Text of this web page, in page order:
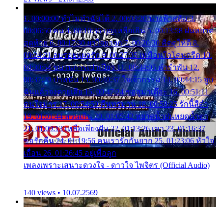
1. 00:00:00 ทำไมทำฉันได้ 2. 00:03:20 นางฟ้าสลัม 3.
00:06:50 คน 4. 00:10:36 บุญเหลือเกิน 5. 00:13:58 ฝนหยาด
สุดท้าย 6. 00:17:30 ยาใจยาจก 7. 00:20:30 คิดดูให้ดี 8.
00:24:21 ลบรอยแผลรัก 9. 00:27:35 เหมือนใจโดนกรีด 10.
00:30:54 ขบวนการเปาเปียว 11. 00:34:05 คำรำพัน 12.
00:37:20 ปาหนัน 13. 00:40:37 ใจเจ้ากรรม 14. 00:44:15 จูบ
ฉันแล้วจงตายเสีย 15. 00:47:24 ขอสูมาเต๊อะ 16. 00:51:11
คนใจมาร 17. 00:54:50 คืนทรมาน 18. 00:58:25 รักนี้สีดำ
19. 01:01:44 ส่วนเกิน 20. 01:05:42 หยาดน้ำฝนหยดน้ำตา
21. 01:09:13 เหลือเพียงฝัน 22. 01:13:26 เขา 23. 01:16:37
ขอรักคืน 24. 01:19:56 คนเรารักกันยาก 25. 01:23:06 หัวใจ
เถื่อน 26. 01:26:45 อยู่เพื่อลูก
เพลงเพราะเสนาะดวงใจ - ดาวใจ ไพจิตร (Official Audio)
140 views • 10.07.2569